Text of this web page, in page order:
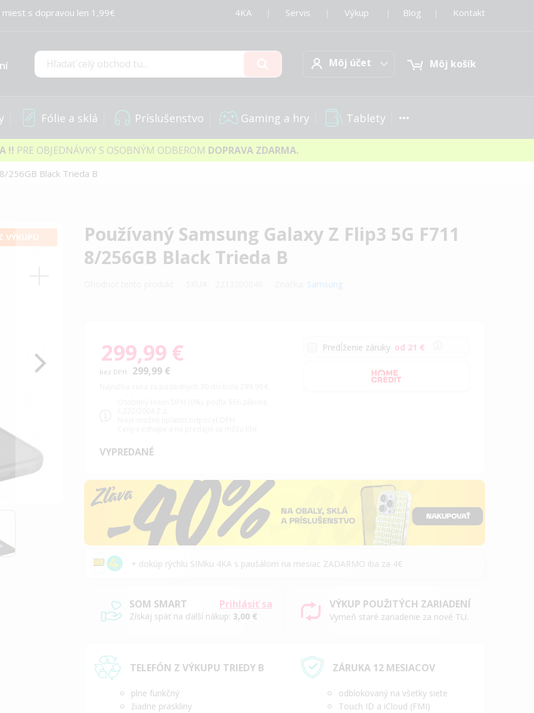
s dopravou len 1,99€ 4KA Servis Výkup Blog Kontakt
Hľadať
Môj účetMôj účet Môj košík
Fólie a sklá Príslušenstvo Gaming a hry Tablety
!! PRE OBJEDNÁVKY S OSOBNÝM ODBEROM DOPRAVA ZDARMA.
256GB Black Trieda B
Používaný Samsung Galaxy Z Flip3 5G F711
8/256GB Black Trieda B
Samsung
299,99 €
299,99 €
VYPREDANÉ
Predĺženie záruky od 21 €
+ dokúp rýchlu SIMku 4KA s paušálom na mesiac ZADARMO iba za 4€
Prihlásiť sa
SOM SMART
Získaj späť na ďalší nákup: 3,00 €
VÝKUP POUŽITÝCH ZARIADENÍ
Vymeň staré zariadenie za nové TU.
TELEFÓN Z VÝKUPU TRIEDY B
plne funkčný
žiadne praskliny
ZÁRUKA 12 MESIACOV
odblokovaný na všetky siete
Touch ID a iCloud (FMI)
VÝKUPU